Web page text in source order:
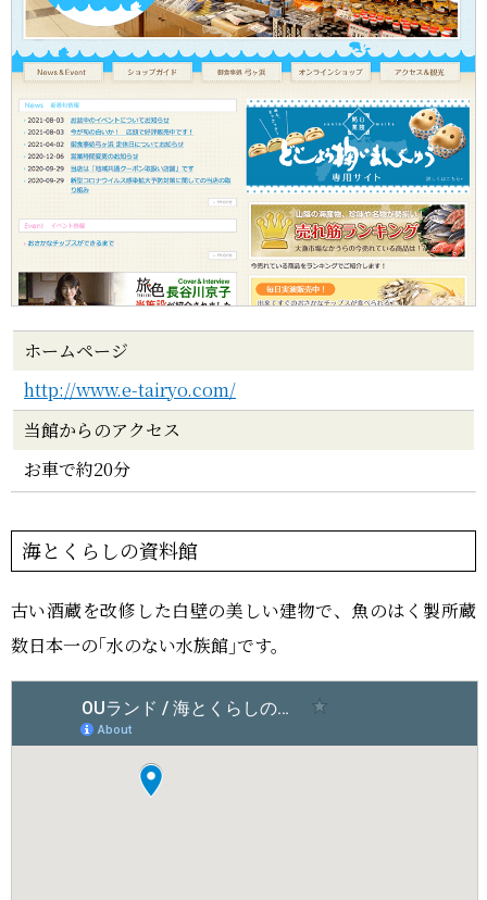
ホームページ
http://www.e-tairyo.com/
当館からのアクセス
お車で約20分
海とくらしの資料館
古い酒蔵を改修した白壁の美しい建物で、魚のはく製所蔵
数日本一の｢水のない水族館｣です。